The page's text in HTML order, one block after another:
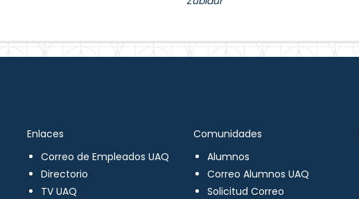
Enlaces
Correo de Empleados UAQ
Directorio
TV UAQ
Comunidades
Alumnos
Correo Alumnos UAQ
Solicitud Correo